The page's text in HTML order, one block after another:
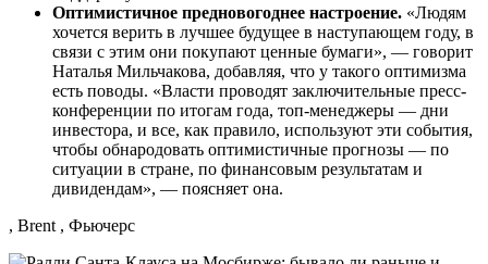
Оптимистичное предновогоднее настроение. «Людям
хочется верить в лучшее будущее в наступающем году, в
связи с этим они покупают ценные бумаги», — говорит
Наталья Мильчакова, добавляя, что у такого оптимизма
есть поводы. «Власти проводят заключительные пресс-
конференции по итогам года, топ-менеджеры — дни
инвестора, и все, как правило, используют эти события,
чтобы обнародовать оптимистичные прогнозы — по
ситуации в стране, по финансовым результатам и
дивидендам», — поясняет она.
, Brent , Фьючерс